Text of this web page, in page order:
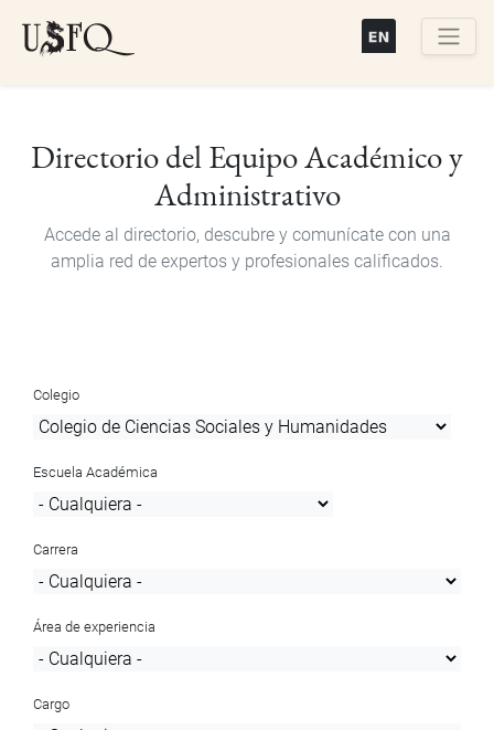
Directorio del Equipo Académico y
Administrativo
Accede al directorio, descubre y comunícate con una
amplia red de expertos y profesionales calificados.
Colegio
Escuela Académica
Carrera
Área de experiencia
Cargo